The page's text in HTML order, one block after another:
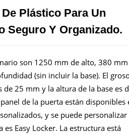
Plástico Para Un
Seguro Y Organizado.
son 1250 mm de alto, 380
(sin incluir la base). El
de 25 mm y la altura de la base es
de la puerta están disponibles
y se puede personalizar
Easy Locker. La estructura está